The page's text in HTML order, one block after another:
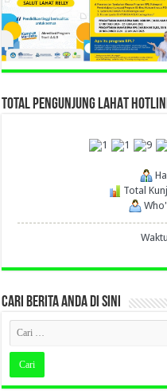
TOTAL PENGUNJUNG LAHAT
Total
CARI BERITA ANDA DI SINI